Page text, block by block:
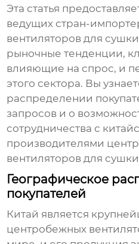
Эта статья
ведущих стран-
вентиляторов для
рыночные тенденции,
влияющие на спрос, и
этого сектора. Вы
распределении
запросов и о
сотрудничества с
производителями
вентиляторов для сушки
Географическое
покупателей
Китай является
центробежных